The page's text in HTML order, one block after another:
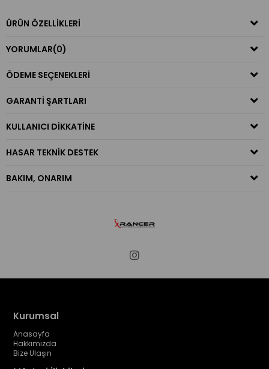
ÜRÜN ÖZELLIKLERI
YORUMLAR(0)
ÖDEME SEÇENEKLERI
GARANTI ŞARTLARI
KULLANICI DIKKATINE
HASAR TEKNIK DESTEK
BAKIM, ONARIM
Kurumsal
Anasayfa
Hakkımızda
Bize Ulaşın